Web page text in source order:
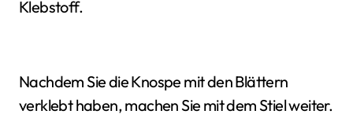
Klebstoff.
Nachdem Sie die Knospe mit den Blättern
verklebt haben, machen Sie mit dem Stiel weiter.